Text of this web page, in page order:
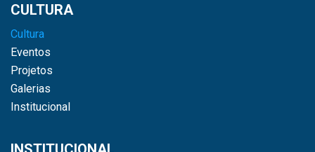
CULTURA
Cultura
Eventos
Projetos
Galerias
Institucional